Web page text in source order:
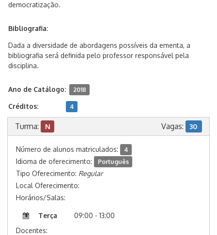
democratização.
Bibliografia:
Dada a diversidade de abordagens possíveis da ementa, a
bibliografia será definida pelo professor responsável pela
disciplina.
Ano de Catálogo: 2018
Créditos: 4
Turma: N Vagas: 30
Número de alunos matriculados: 4
Idioma de oferecimento: Português
Tipo Oferecimento: Regular
Local Oferecimento:
Horários/Salas:
Terça
09:00 - 13:00
Docentes: